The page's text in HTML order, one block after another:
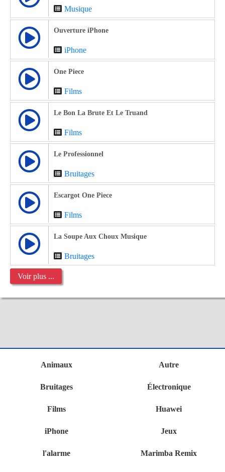
Musique
Ouverture iPhone
iPhone
One Piece
Films
Le Bon La Brute Et Le Truand
Films
Le Professionnel
Bruitages
Escargot One Piece
Films
La Soupe Aux Choux Musique
Bruitages
Voir plus ...
Animaux Autre
Bruitages Électronique
Films Huawei
iPhone Jeux
l'alarme Marimba Remix